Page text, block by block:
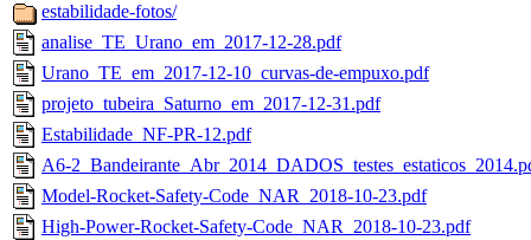
estabilidade-fotos/
analise_TE_Urano_em_2017-12-28.pdf
Urano_TE_em_2017-12-10_curvas-de-empuxo.pdf
projeto_tubeira_Saturno_em_2017-12-31.pdf
Estabilidade_NF-PR-12.pdf
A6-
Model-Rocket-Safety-Code_NAR_2018-10-23.pdf
High-Power-Rocket-Safety-Code_NAR_2018-10-23.pdf